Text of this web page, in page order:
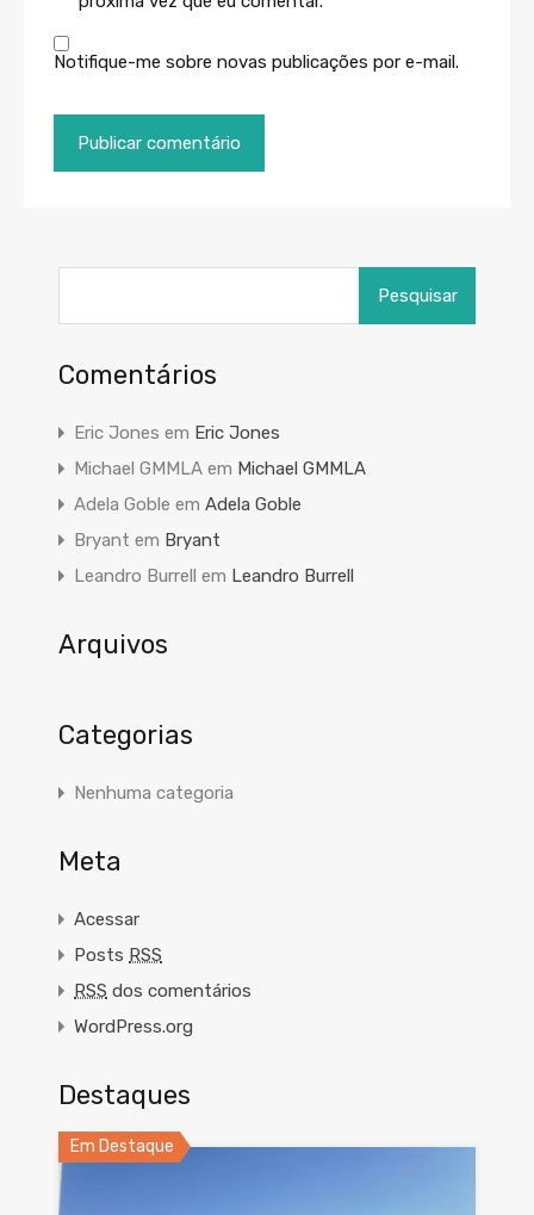
Notifique-me sobre novas publicações por e-mail.
por:
Comentários
Eric Jones em Eric Jones
Michael GMMLA em Michael GMMLA
Adela Goble em Adela Goble
Bryant em Bryant
Leandro Burrell em Leandro Burrell
Arquivos
Categorias
Nenhuma categoria
Meta
Acessar
Posts RSS
RSS dos comentários
WordPress.org
Destaques
Em Destaque